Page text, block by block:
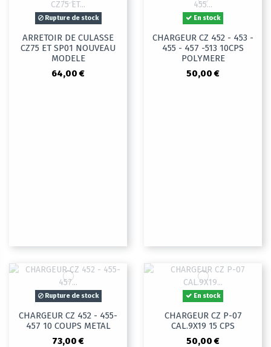
Rupture de stock
ARRETOIR DE CULASSE
CZ75 ET SP01 NOUVEAU
MODELE
64,00 €
En stock
CHARGEUR CZ 452 - 453 -
455 - 457 -513 10CPS
POLYMERE
50,00 €
Rupture de stock
CHARGEUR CZ 452 - 455-
457 10 COUPS METAL
73,00 €
En stock
CHARGEUR CZ P-07
CAL.9X19 15 CPS
50,00 €